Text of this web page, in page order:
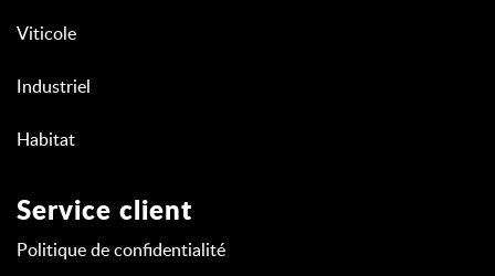
Viticole
Industriel
Habitat
Service client
Politique de confidentialité